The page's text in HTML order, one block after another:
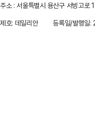
주소 : 서울특별시 용산구 서빙고로
제호: 데일리안
등록일/발행